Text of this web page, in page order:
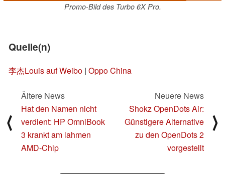
Promo-Bild des Turbo 6X Pro.
Quelle(n)
李杰Louis auf Weibo | Oppo China
⟨
Ältere News
Hat den Namen nicht
verdient: HP OmniBook
3 krankt am lahmen
AMD-Chip
Neuere News
Shokz OpenDots Air:
Günstigere Alternative
zu den OpenDots 2
vorgestellt
⟩